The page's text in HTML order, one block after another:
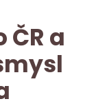
a